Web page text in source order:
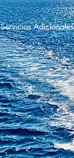
Servicios Adicionales